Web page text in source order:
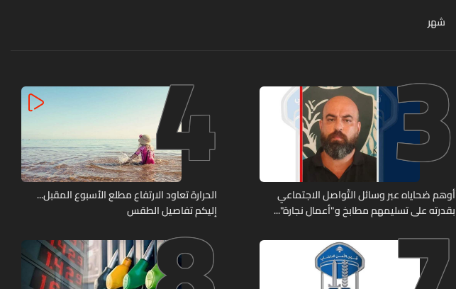
شهر
3
أوهم ضحاياه عبر وسائل التّواصل الاجتماعي
بقدرته على تسليمهم مطابخ و"أعمال نجارة"...
4
الحرارة تعاود الارتفاع مطلع الأسبوع المقبل...
إليكم تفاصيل الطقس